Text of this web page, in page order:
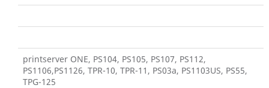
printserver ONE, PS104, PS105, PS107, PS112,
PS1106,PS1126, TPR-10, TPR-11, PS03a, PS1103US, PS55,
TPG-125